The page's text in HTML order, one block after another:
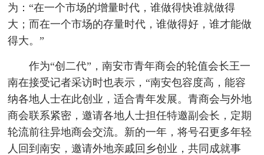
为：“在一个市场的增量时代，谁做得快谁就做得
大；而在一个市场的存量时代，谁做得好，谁才能做
得大。”
作为“创二代”，南安市青年商会的轮值会长王一
南在接受记者采访时也表示，“南安包容度高，能容
纳各地人士在此创业，适合青年发展。青商会与外地
商会联系紧密，邀请各地人士担任特邀副会长，定期
轮流前往异地商会交流。新的一年，将号召更多年轻
人回到南安，邀请外地亲戚回乡创业，共同成就事